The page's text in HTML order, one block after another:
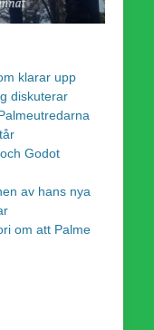
klarar upp
diskuterar
Godot
av hans nya
om att Palme